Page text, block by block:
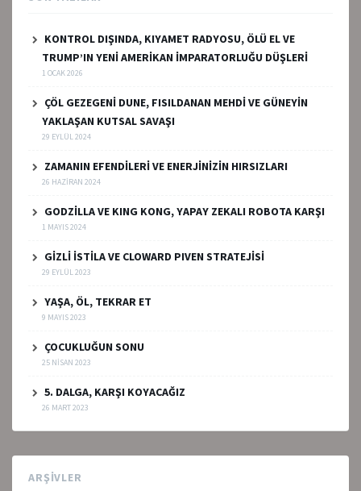
KONTROL DIŞINDA, KIYAMET RADYOSU, ÖLÜ EL VE
TRUMP’IN YENİ AMERİKAN İMPARATORLUĞU DÜŞLERİ
1 OCAK 2026
ÇÖL GEZEGENİ DUNE, FISILDANAN MEHDİ VE GÜNEYİN
YAKLAŞAN KUTSAL SAVAŞI
29 EYLÜL 2024
ZAMANIN EFENDİLERİ VE ENERJİNİZİN HIRSIZLARI
26 HAZIRAN 2024
GODZİLLA VE KING KONG, YAPAY ZEKALI ROBOTA KARŞI
1 MAYIS 2024
GİZLİ İSTİLA VE CLOWARD PIVEN STRATEJİSİ
29 EYLÜL 2023
YAŞA, ÖL, TEKRAR ET
9 MAYIS 2023
ÇOCUKLUĞUN SONU
25 NISAN 2023
5. DALGA, KARŞI KOYACAĞIZ
26 MART 2023
ARŞIVLER